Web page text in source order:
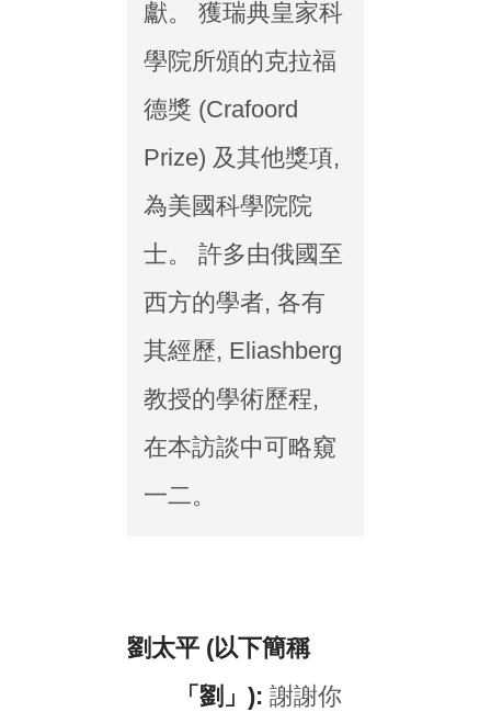
獻。 獲瑞典皇家科
學院所頒的克拉福
德獎 (Crafoord
Prize) 及其他獎項,
為美國科學院院
士。 許多由俄國至
西方的學者, 各有
其經歷, Eliashberg
教授的學術歷程,
在本訪談中可略窺
一二。
劉太平 (以下簡稱
「劉」): 謝謝你